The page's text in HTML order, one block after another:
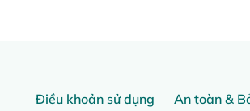
Điều khoản sử dụng An toàn &